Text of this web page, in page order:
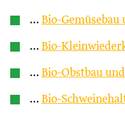
… Bio-
… Bio-
… Bio-Obstbau
… Bio-